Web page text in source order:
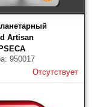
Artisan
950017
Отсутствует